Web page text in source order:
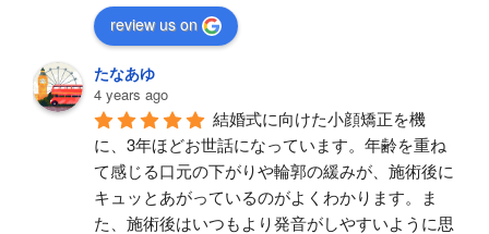
review us on
たなあゆ
4 years ago
結婚式に向けた小顔矯正を機
に、3年ほどお世話になっています。年齢を重ね
て感じる口元の下がりや輪郭の緩みが、施術後に
キュッとあがっているのがよくわかります。ま
た、施術後はいつもより発音がしやすいように思